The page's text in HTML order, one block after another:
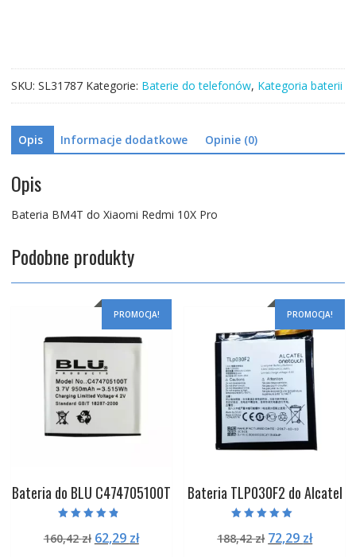
SKU: SL31787 Kategorie: Baterie do telefonów, Kategoria baterii
Opis Informacje dodatkowe Opinie (0)
Opis
Bateria BM4T do Xiaomi Redmi 10X Pro
Podobne produkty
PROMOCJA!
Bateria do BLU C474705100T
4.50
na 5
160,42zł Pierwotna
62,29 złAktualna
PROMOCJA!
Bateria TLP030F2 do Alcatel
5.00
na 5
188,42zł Pierwotna
72,29 zł